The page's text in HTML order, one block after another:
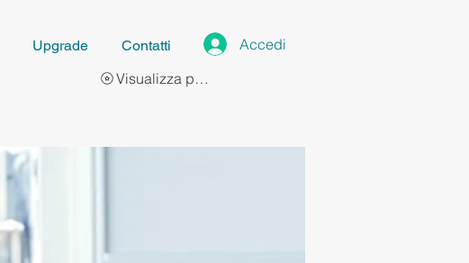
Upgrade Contatti
Accedi
Visualizza punti